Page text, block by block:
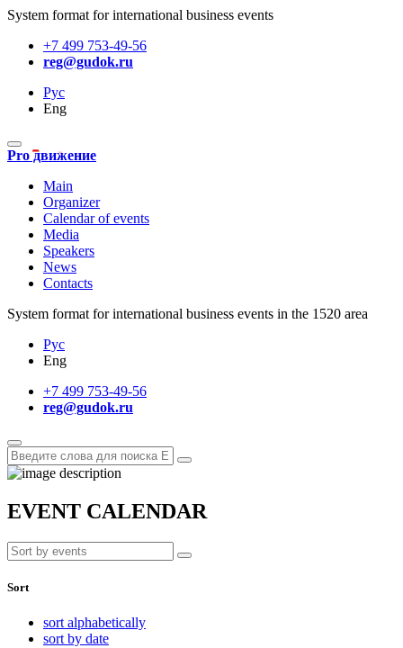
System format for international business events
+7 499 753-49-56
reg@gudok.ru
Рус
Eng
Pro движение
Main
Organizer
Calendar of events
Media
Speakers
News
Contacts
System format for international business events in the 1520 area
Рус
Eng
+7 499 753-49-56
reg@gudok.ru
EVENT CALENDAR
Sort
sort alphabetically
sort by date